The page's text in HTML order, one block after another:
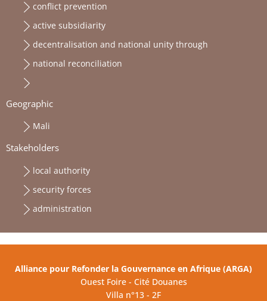
conflict prevention
active subsidiarity
decentralisation and national unity through
national reconciliation
Geographic
Mali
Stakeholders
local authority
security forces
administration
Alliance pour Refonder la Gouvernance en Afrique (ARGA)
Ouest Foire - Cité Douanes
Villa n°13 - 2F